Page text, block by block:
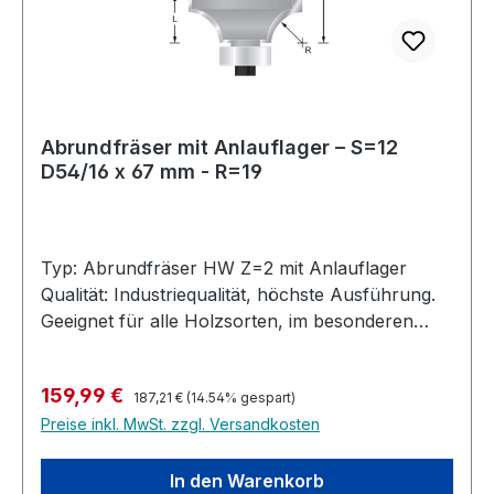
16.000 U/minØ 76 mm - 100 mm: 12.000 U/min
Abrundfräser mit Anlauflager – S=12
D54/16 x 67 mm - R=19
Typ: Abrundfräser HW Z=2 mit Anlauflager
Qualität: Industriequalität, höchste Ausführung.
Geeignet für alle Holzsorten, im besonderen
Profilfräser mit 2 Anlauflagern. Abrunden mit
16mm und Viertelstab mit 12.7 mm Anlauflager.
Rechtslauf, Handvorschub. Hochleistungs-
Abrundfräser mit Anlauflager, Hartmetall
Verkaufspreis:
159,99 € Regulärer Preis:
187,21 € (14.54% gespart)
Preise inkl. MwSt. zzgl. Versandkosten
In den Warenkorb